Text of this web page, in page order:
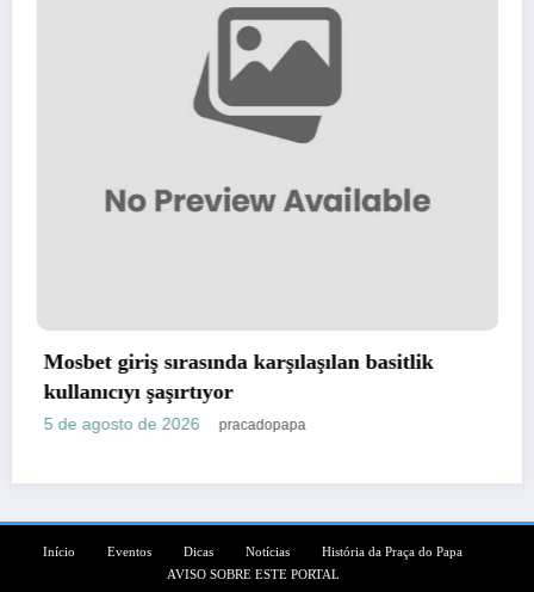
karşılaşılan basitlik
pracadopapa
Test Post
AVISO SOBRE ESTE PORTAL